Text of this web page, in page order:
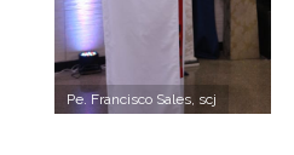
Pe. Francisco Sales, scj